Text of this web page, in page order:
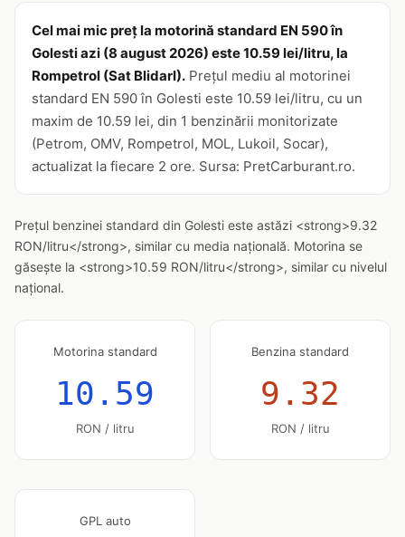
Cel mai mic preț la motorină standard EN 590 în
Golesti azi (8 august 2026) este 10.59 lei/litru, la
Rompetrol (Sat BlidarI). Prețul mediu al motorinei
standard EN 590 în Golesti este 10.59 lei/litru, cu un
maxim de 10.59 lei, din 1 benzinării monitorizate
(Petrom, OMV, Rompetrol, MOL, Lukoil, Socar),
actualizat la fiecare 2 ore. Sursa: PretCarburant.ro.
Prețul benzinei standard din Golesti este astăzi <strong>9.32
RON/litru</strong>, similar cu media națională. Motorina se
găsește la <strong>10.59 RON/litru</strong>, similar cu nivelul
național.
Motorina standard
10.59
RON / litru
Benzina standard
9.32
RON / litru
GPL auto